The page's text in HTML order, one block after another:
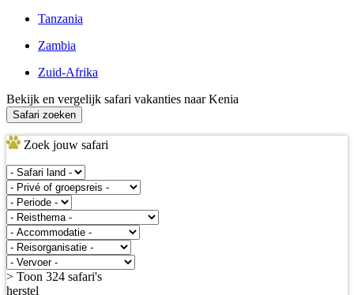
Tanzania
Zambia
Zuid-Afrika
Bekijk en vergelijk safari vakanties naar Kenia
Safari zoeken
Zoek jouw safari
> Toon 324 safari's
herstel